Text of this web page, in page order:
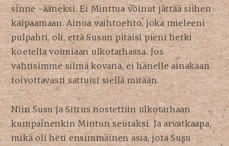
sinne -ääneksi. Ei Minttua voinut jättää siihen
kaipaamaan. Ainoa vaihtoehto, joka mieleeni
pulpahti, oli, että Susun pitäisi pieni hetki
koetella voimiaan ulkotarhassa. Jos
vahtisimme silmä kovana, ei hänelle ainakaan
toivottavasti sattuisi siellä mitään.
Niin Susu ja Sitrus nostettiin ulkotarhaan
kumpainenkin Mintun seuraksi. Ja arvatkaapa,
mikä oli heti ensimmäinen asia, jota Susu